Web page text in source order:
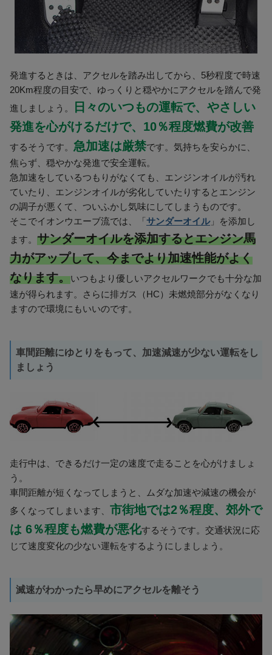
発進するときは、アクセルを踏み出してから、5秒程度で時速
20Km程度の目安で、ゆっくりと穏やかにアクセルを踏んで発
進しましょう。
日々のいつもの運転で、やさしい
発進を心がけるだけで、10％程度燃費が改善
するそうです。 急加速は厳禁です。気持ちを安らかに、
焦らず、穏やかな発進で安全運転。
急加速をしているつもりがなくても、エンジンオイルが汚れ
ていたり、エンジンオイルが劣化していたりするとエンジン
の調子が悪くて、ついふかし気味にしてしまうものです。
そこでイオンウエーブ流では、「サンダーオイル」を添加し
ます。 サンダーオイルを添加するとエンジン馬
力がアップして、今までより加速性能がよく
なります。いつもより優しいアクセルワークでも十分な加
速が得られます。さらに排ガス（HC）未燃焼部分がなくなり
ますので環境にもいいのです。
車間距離にゆとりをもって、加速減速が少ない運転をし
ましょう
走行中は、できるだけ一定の速度で走ることを心がけましょ
う。
車間距離が短くなってしまうと、ムダな加速や減速の機会が
多くなってしまいます、 市街地では2％程度、郊外で
は 6％程度も燃費が悪化するそうです。交通状況に応
じて速度変化の少ない運転をするようにしましょう。
滅速がわかったら早めにアクセルを離そう